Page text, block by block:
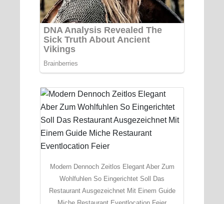
Modern Dennoch Zeitlos Elegant Aber Zum
Wohlfuhlen So Eingerichtet Soll Das
Restaurant Ausgezeichnet Mit Einem Guide